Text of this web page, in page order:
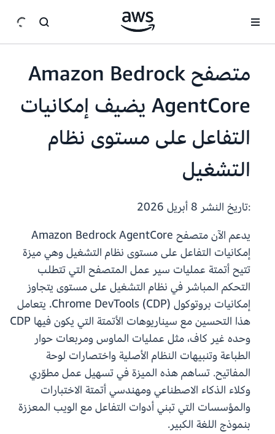
متصفح Amazon Bedrock
AgentCore يضيف إمكانيات
التفاعل على مستوى نظام
التشغيل
:تاريخ النشر
يدعم الآن متصفح Amazon Bedrock AgentCore
إمكانيات التفاعل على مستوى نظام التشغيل وهي ميزة
تتيح أتمتة عمليات سير عمل المتصفح التي تتطلب
التحكم المباشر في نظام التشغيل على مستوى يتجاوز
إمكانيات بروتوكول Chrome DevTools (CDP). يتعامل
هذا التحسين مع سيناريوهات الأتمتة التي يكون فيها CDP
وحده غير كاف، مثل عمليات الماوس ومربعات حوار
الطباعة وتنبيهات النظام الأصلية واختصارات لوحة
المفاتيح. تساهم هذه الميزة في تسهيل عمل مطوّري
وكلاء الذكاء الاصطناعي ومهندسي أتمتة الاختبارات
والمؤسسات التي تبني أدوات التفاعل مع الويب المعززة
بنموذج اللغة الكبير.